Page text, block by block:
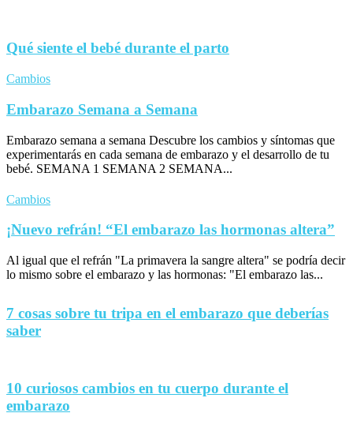
Qué siente el bebé durante el parto
Cambios
Embarazo Semana a Semana
Embarazo semana a semana Descubre los cambios y síntomas que
experimentarás en cada semana de embarazo y el desarrollo de tu
bebé. SEMANA 1 SEMANA 2 SEMANA...
Cambios
¡Nuevo refrán! “El embarazo las hormonas altera”
Al igual que el refrán "La primavera la sangre altera" se podría decir
lo mismo sobre el embarazo y las hormonas: "El embarazo las...
7 cosas sobre tu tripa en el embarazo que deberías
saber
10 curiosos cambios en tu cuerpo durante el
embarazo